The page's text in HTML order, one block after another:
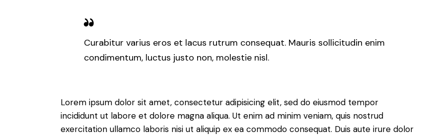
Curabitur varius eros et lacus rutrum consequat. Mauris sollicitudin enim
condimentum, luctus justo non, molestie nisl.
Lorem ipsum dolor sit amet, consectetur adipisicing elit, sed do eiusmod tempor
incididunt ut labore et dolore magna aliqua. Ut enim ad minim veniam, quis nostrud
exercitation ullamco laboris nisi ut aliquip ex ea commodo consequat. Duis aute irure dolor